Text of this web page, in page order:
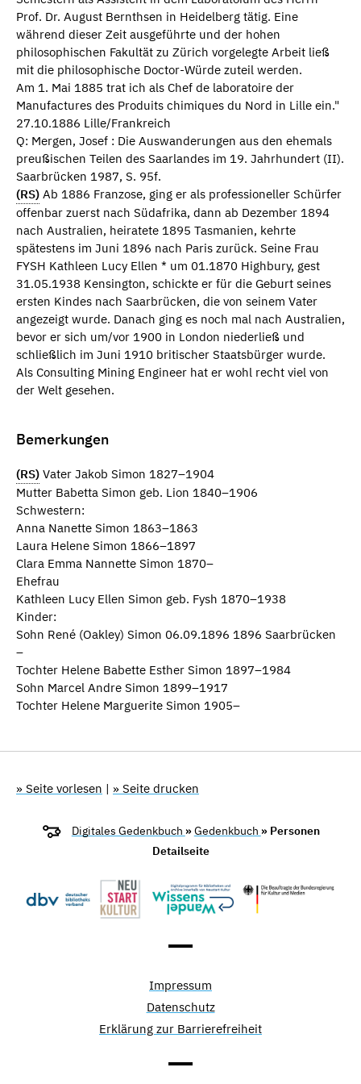
Prof. Dr. August Bernthsen in Heidelberg tätig. Eine
während dieser Zeit ausgeführte und der hohen
philosophischen Fakultät zu Zürich vorgelegte Arbeit ließ
mit die philosophische Doctor-Würde zuteil werden.
Am 1. Mai 1885 trat ich als Chef de laboratoire der
Manufactures des Produits chimiques du Nord in Lille ein."
27.10.1886 Lille/Frankreich
Q: Mergen, Josef : Die Auswanderungen aus den ehemals
preußischen Teilen des Saarlandes im 19. Jahrhundert (II).
Saarbrücken 1987, S. 95f.
(RS) Ab 1886 Franzose, ging er als professioneller Schürfer
offenbar zuerst nach Südafrika, dann ab Dezember 1894
nach Australien, heiratete 1895 Tasmanien, kehrte
spätestens im Juni 1896 nach Paris zurück. Seine Frau
FYSH Kathleen Lucy Ellen * um 01.1870 Highbury, gest
31.05.1938 Kensington, schickte er für die Geburt seines
ersten Kindes nach Saarbrücken, die von seinem Vater
angezeigt wurde. Danach ging es noch mal nach Australien,
bevor er sich um/vor 1900 in London niederließ und
schließlich im Juni 1910 britischer Staatsbürger wurde.
Als Consulting Mining Engineer hat er wohl recht viel von
der Welt gesehen.
Bemerkungen
(RS) Vater Jakob Simon 1827–1904
Mutter Babetta Simon geb. Lion 1840–1906
Schwestern:
Anna Nanette Simon 1863–1863
Laura Helene Simon 1866–1897
Clara Emma Nannette Simon 1870–
Ehefrau
Kathleen Lucy Ellen Simon geb. Fysh 1870–1938
Kinder:
Sohn René (Oakley) Simon 06.09.1896 1896 Saarbrücken
–
Tochter Helene Babette Esther Simon 1897–1984
Sohn Marcel Andre Simon 1899–1917
Tochter Helene Marguerite Simon 1905–
» Seite vorlesen | » Seite drucken
Digitales Gedenkbuch »Gedenkbuch » Personen
Detailseite
Impressum
Datenschutz
Erklärung zur Barrierefreiheit